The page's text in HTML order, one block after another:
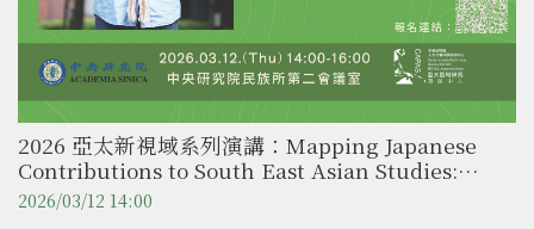
2026 亞太新視域系列演講：Mapping Japanese
Contributions to South East Asian Studies:
Motivations, Methods, and Intellectual
2026/03/12 14:00